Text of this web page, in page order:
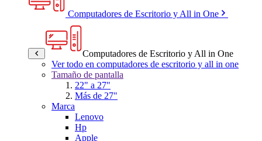
Computadores de Escritorio y All in One
Computadores de Escritorio y All in One
Ver todo en computadores de escritorio y all in one
Tamaño de pantalla
22" a 27"
Más de 27"
Marca
Lenovo
Hp
Apple